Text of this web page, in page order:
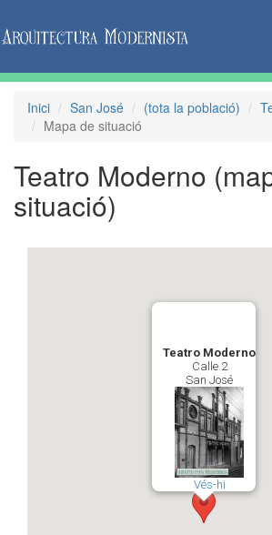
Inici San José (tota la població)
Mapa de situació
Teatro Moderno
situació)
Teatro Moderno
Calle 2
San José
Vés-hi